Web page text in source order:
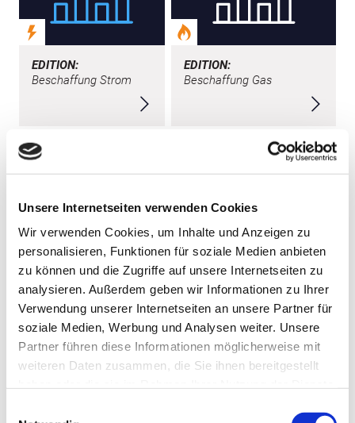
Unsere Internetseiten verwenden Cookies
Wir verwenden Cookies, um Inhalte und Anzeigen zu
personalisieren, Funktionen für soziale Medien anbieten
zu können und die Zugriffe auf unsere Internetseiten zu
analysieren. Außerdem geben wir Informationen zu Ihrer
Verwendung unserer Internetseiten an unsere Partner für
soziale Medien, Werbung und Analysen weiter. Unsere
Partner führen diese Informationen möglicherweise mit
weiteren Daten zusammen, die Sie ihnen bereitgestellt
EDITION:
Beschaffung Strom
EDITION:
Beschaffung Gas
EDITION:
Bilanzkreis- und
Fahrplanmanagement
Strom
EDITION:
Bilanzkreis- und
Nominierungsmanagement
Gas